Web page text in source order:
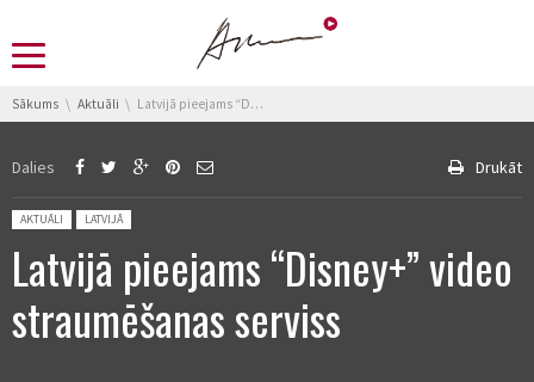
You are here:
Sākums Aktuāli Latvijā pieejams “Disney+” video straumēšanas serviss
Dalies Drukāt
Posted in:
AKTUĀLI LATVIJĀ
Latvijā pieejams “Disney+” video
straumēšanas serviss